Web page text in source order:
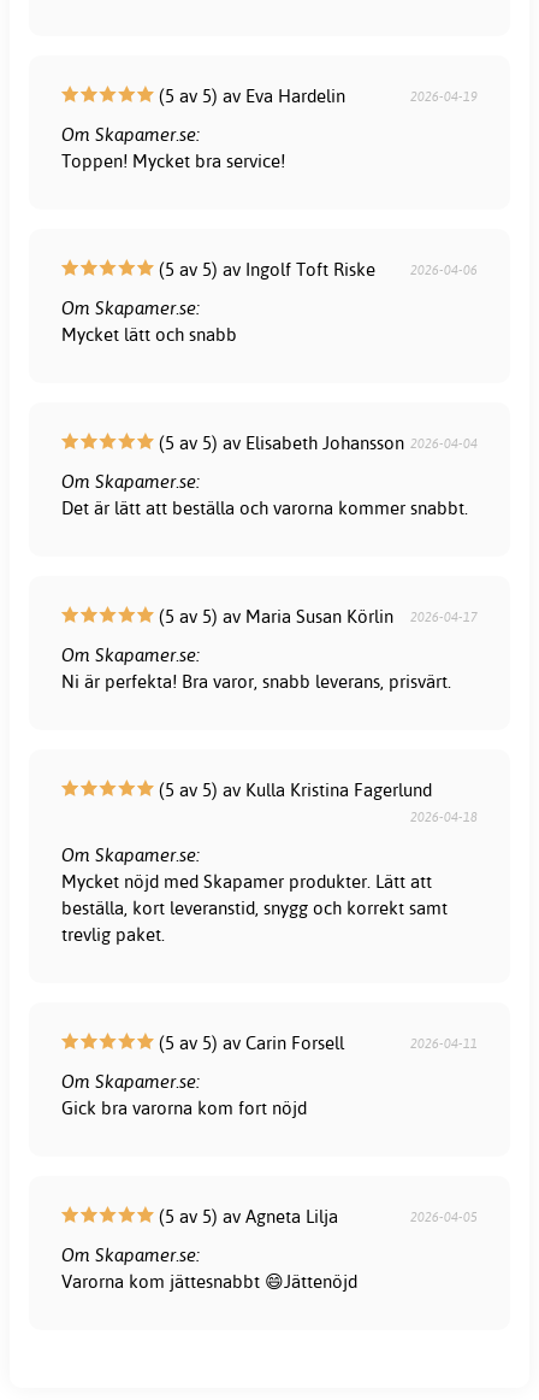
(5 av 5) av Eva Hardelin 2026-04-19
Om Skapamer.se:
Toppen! Mycket bra service!
(5 av 5) av Ingolf Toft Riske 2026-04-06
Om Skapamer.se:
Mycket lätt och snabb
(5 av 5) av Elisabeth Johansson 2026-04-04
Om Skapamer.se:
Det är lätt att beställa och varorna kommer snabbt.
(5 av 5) av Maria Susan Körlin 2026-04-17
Om Skapamer.se:
Ni är perfekta! Bra varor, snabb leverans, prisvärt.
(5 av 5) av Kulla Kristina Fagerlund
2026-04-18
Om Skapamer.se:
Mycket nöjd med Skapamer produkter. Lätt att
beställa, kort leveranstid, snygg och korrekt samt
trevlig paket.
(5 av 5) av Carin Forsell 2026-04-11
Om Skapamer.se:
Gick bra varorna kom fort nöjd
(5 av 5) av Agneta Lilja 2026-04-05
Om Skapamer.se:
Varorna kom jättesnabbt 😄Jättenöjd